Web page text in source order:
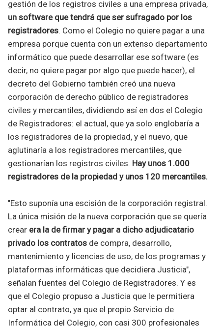
gestión de los registros civiles a una empresa privada,
un software que tendrá que ser sufragado por los
registradores. Como el Colegio no quiere pagar a una
empresa porque cuenta con un extenso departamento
informático que puede desarrollar ese software (es
decir, no quiere pagar por algo que puede hacer), el
decreto del Gobierno también creó una nueva
corporación de derecho público de registradores
civiles y mercantiles, dividiendo así en dos el Colegio
de Registradores: el actual, que ya solo englobaría a
los registradores de la propiedad, y el nuevo, que
aglutinaría a los registradores mercantiles, que
gestionarían los registros civiles. Hay unos 1.000
registradores de la propiedad y unos 120 mercantiles.
"Esto suponía una escisión de la corporación registral.
La única misión de la nueva corporación que se quería
crear era la de firmar y pagar a dicho adjudicatario
privado los contratos de compra, desarrollo,
mantenimiento y licencias de uso, de los programas y
plataformas informáticas que decidiera Justicia",
señalan fuentes del Colegio de Registradores. Y es
que el Colegio propuso a Justicia que le permitiera
optar al contrato, ya que el propio Servicio de
Informática del Colegio, con casi 300 profesionales